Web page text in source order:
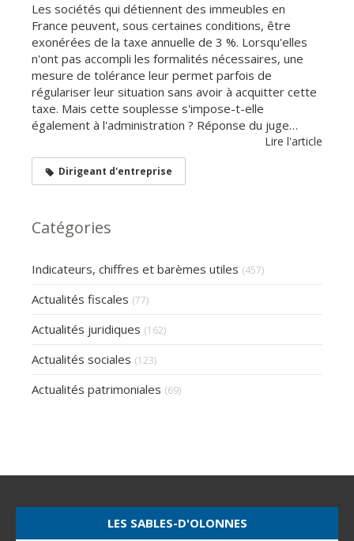
Les sociétés qui détiennent des immeubles en
France peuvent, sous certaines conditions, être
exonérées de la taxe annuelle de 3 %. Lorsqu'elles
n'ont pas accompli les formalités nécessaires, une
mesure de tolérance leur permet parfois de
régulariser leur situation sans avoir à acquitter cette
taxe. Mais cette souplesse s'impose-t-elle
également à l'administration ? Réponse du juge…
Lire l'article
Dirigeant d'entreprise
Catégories
Indicateurs, chiffres et barèmes utiles (457)
Actualités fiscales (77)
Actualités juridiques (162)
Actualités sociales (123)
Actualités patrimoniales (69)
LES SABLES-D'OLONNES